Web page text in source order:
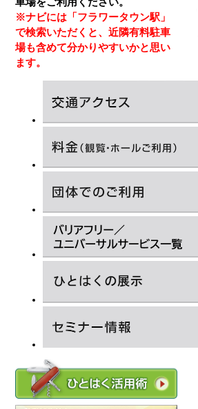
※ナビには「フラワータウン駅」
で検索いただくと、近隣有料駐車
場も含めて分かりやすいかと思い
ます。